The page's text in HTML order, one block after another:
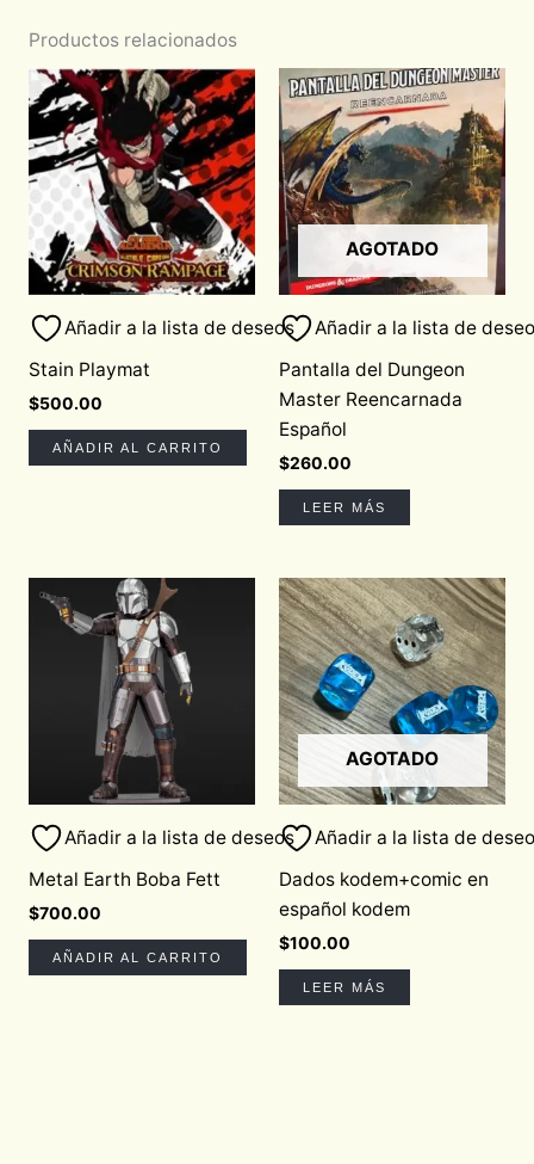
Productos relacionados
Añadir a la lista de deseos
Stain Playmat
$500.00
AÑADIR AL CARRITO
AGOTADO
Añadir a la lista de
Pantalla del Dungeon
Master Reencarnada
Español
$260.00
LEER MÁS
Añadir a la lista de deseos
Metal Earth Boba Fett
$700.00
AÑADIR AL CARRITO
AGOTADO
Añadir a la lista de
Dados kodem+comic en
español kodem
$100.00
LEER MÁS